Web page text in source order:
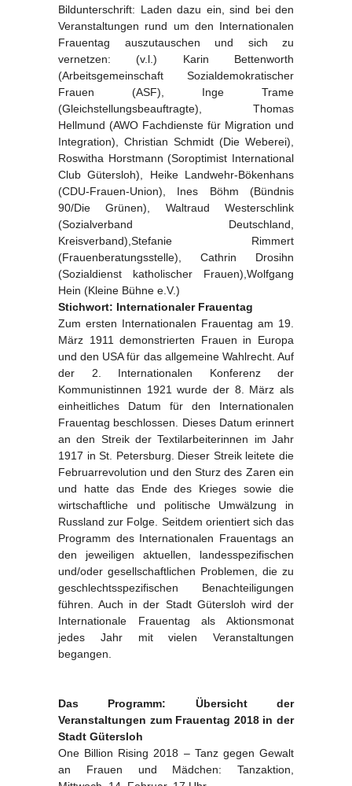
Bildunterschrift: Laden dazu ein, sind bei den
Veranstaltungen rund um den Internationalen
Frauentag auszutauschen und sich zu
vernetzen: (v.l.) Karin Bettenworth
(Arbeitsgemeinschaft Sozialdemokratischer
Frauen (ASF), Inge Trame
(Gleichstellungsbeauftragte), Thomas
Hellmund (AWO Fachdienste für Migration und
Integration), Christian Schmidt (Die Weberei),
Roswitha Horstmann (Soroptimist International
Club Gütersloh), Heike Landwehr-Bökenhans
(CDU-Frauen-Union), Ines Böhm (Bündnis
90/Die Grünen), Waltraud Westerschlink
(Sozialverband Deutschland,
Kreisverband),Stefanie Rimmert
(Frauenberatungsstelle), Cathrin Drosihn
(Sozialdienst katholischer Frauen),Wolfgang
Hein (Kleine Bühne e.V.)
Stichwort: Internationaler Frauentag
Zum ersten Internationalen Frauentag am 19.
März 1911 demonstrierten Frauen in Europa
und den USA für das allgemeine Wahlrecht. Auf
der 2. Internationalen Konferenz der
Kommunistinnen 1921 wurde der 8. März als
einheitliches Datum für den Internationalen
Frauentag beschlossen. Dieses Datum erinnert
an den Streik der Textilarbeiterinnen im Jahr
1917 in St. Petersburg. Dieser Streik leitete die
Februarrevolution und den Sturz des Zaren ein
und hatte das Ende des Krieges sowie die
wirtschaftliche und politische Umwälzung in
Russland zur Folge. Seitdem orientiert sich das
Programm des Internationalen Frauentags an
den jeweiligen aktuellen, landesspezifischen
und/oder gesellschaftlichen Problemen, die zu
geschlechtsspezifischen Benachteiligungen
führen. Auch in der Stadt Gütersloh wird der
Internationale Frauentag als Aktionsmonat
jedes Jahr mit vielen Veranstaltungen
begangen.
Das Programm: Übersicht der
Veranstaltungen zum Frauentag 2018 in der
Stadt Gütersloh
One Billion Rising 2018 – Tanz gegen Gewalt
an Frauen und Mädchen: Tanzaktion,